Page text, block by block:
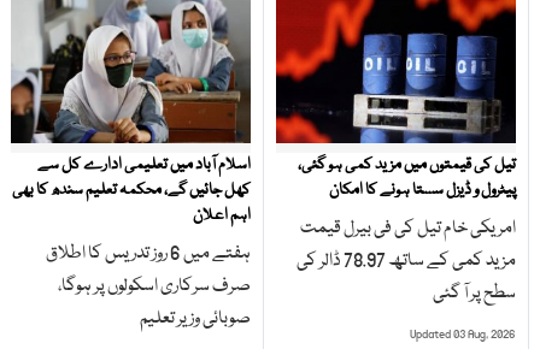
تیل کی قیمتوں میں مزید کمی ہو گئی،
پیٹرول و ڈیزل سستا ہونے کا امکان
امریکی خام تیل کی فی بیرل قیمت
مزید کمی کے ساتھ 78.97 ڈالر کی
سطح پر آ گئی
Updated 03 Aug, 2026
اسلام آباد میں تعلیمی ادارے کل سے
کھل جائیں گے، محکمہ تعلیم سندھ کا بھی
اہم اعلان
ہفتے میں 6 روز تدریس کا اطلاق
صرف سرکاری اسکولوں پر ہوگا،
صوبائی وزیر تعلیم